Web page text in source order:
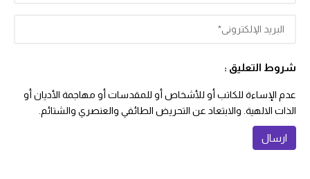
شروط التعليق :
عدم الإساءة للكاتب أو للأشخاص أو للمقدسات أو مهاجمة الأديان أو
الذات الالهية. والابتعاد عن التحريض الطائفي والعنصري والشتائم.